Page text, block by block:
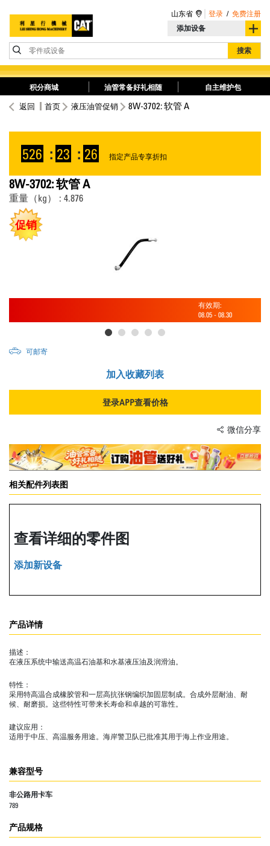
添加设备
零件或设备 搜索
山东省 登录 / 免费注册
积分商城 油管常备好礼相随 自主维护包
返回 首页 液压油管促销 8W-3702: 软管 A
526 : 23 : 26 指定产品专享折扣
8W-3702: 软管 A
重量（kg） : 4.876
促销
有效期:
08.05 - 08.30
可邮寄
加入收藏列表
登录APP查看价格
微信分享
相关配件列表图
查看详细的零件图
添加新设备
产品详情
描述：
在液压系统中输送高温石油基和水基液压油及润滑油。
特性：
采用特高温合成橡胶管和一层高抗张钢编织加固层制成。合成外层耐油、耐
候、耐磨损。这些特性可带来长寿命和卓越的可靠性。
建议应用：
适用于中压、高温服务用途。海岸警卫队已批准其用于海上作业用途。
兼容型号
非公路用卡车
789
产品规格